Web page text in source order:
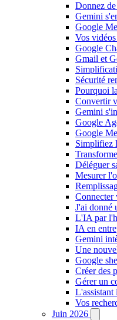
Donnez
Gemini
Google
Vos
Google
Gmail et
Sécurité
Pourquoi
Convertir
Gemini
Google
Google
Simplifiez
Déléguer
Mesurer
Connecter
J'ai donné
L'IA par
IA en
Gemini
Une
Google
Créer des
Gérer un
Vos
Juin 2026